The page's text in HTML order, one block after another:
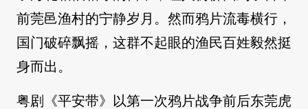
前莞邑渔村的宁静岁月。然而鸦片流毒横行，
国门破碎飘摇，这群不起眼的渔民百姓毅然挺
身而出。
粤剧《平安带》以第一次鸦片战争前后东莞虎